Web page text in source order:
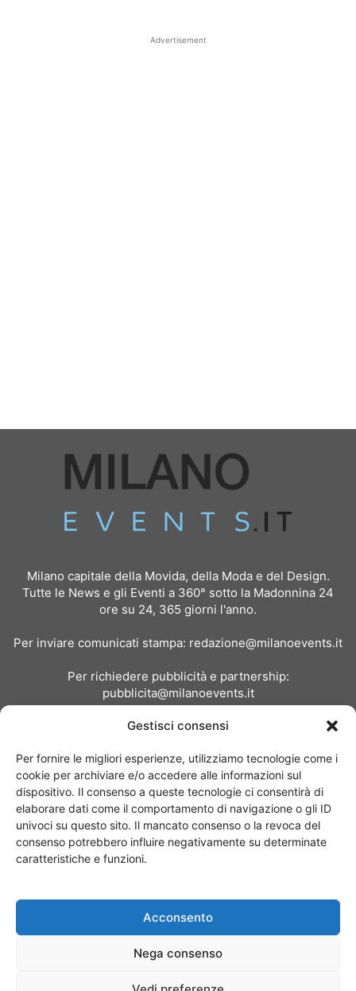
Gestisci consensi
Per fornire le migliori esperienze, utilizziamo tecnologie come i
cookie per archiviare e/o accedere alle informazioni sul
dispositivo. Il consenso a queste tecnologie ci consentirà di
elaborare dati come il comportamento di navigazione o gli ID
univoci su questo sito. Il mancato consenso o la revoca del
consenso potrebbero influire negativamente su determinate
caratteristiche e funzioni.
Acconsento
Nega consenso
Advertisement
Milano capitale della Movida, della Moda e del Design.
Tutte le News e gli Eventi a 360° sotto la Madonnina 24
ore su 24, 365 giorni l'anno.
Per inviare comunicati stampa: redazione@milanoevents.it
Per richiedere pubblicità e partnership:
pubblicita@milanoevents.it
Chi siamo I Nostri Clienti
© Copyright 2017 - MilanoEvents.it© managed by